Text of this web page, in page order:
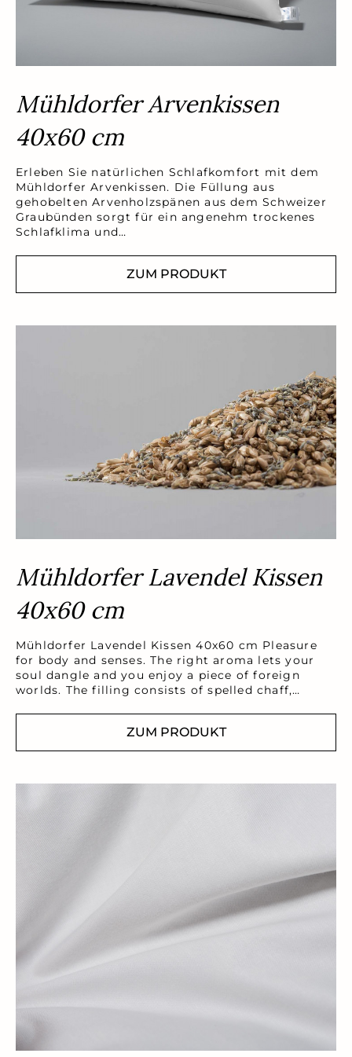
Mühldorfer Arvenkissen
40x60 cm
Erleben Sie natürlichen Schlafkomfort mit dem
Mühldorfer Arvenkissen. Die Füllung aus
gehobelten Arvenholzspänen aus dem Schweizer
Graubünden sorgt für ein angenehm trockenes
Schlafklima und…
ZUM PRODUKT
Mühldorfer Lavendel Kissen
40x60 cm
Mühldorfer Lavendel Kissen 40x60 cm Pleasure
for body and senses. The right aroma lets your
soul dangle and you enjoy a piece of foreign
worlds. The filling consists of spelled chaff,…
ZUM PRODUKT